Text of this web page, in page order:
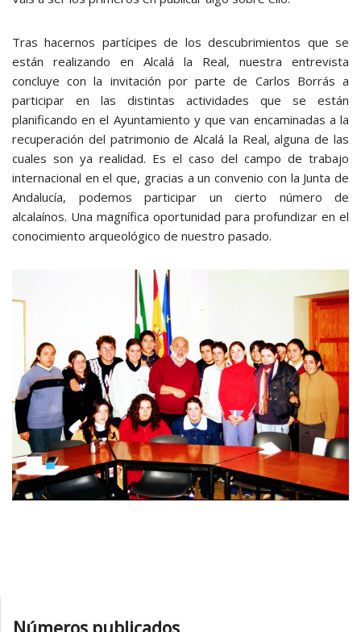
Tras hacernos partícipes de los descubrimientos que se
están realizando en Alcalá la Real, nuestra entrevista
concluye con la invitación por parte de Carlos Borrás a
participar en las distintas actividades que se están
planificando en el Ayuntamiento y que van encaminadas a la
recuperación del patrimonio de Alcalá la Real, alguna de las
cuales son ya realidad. Es el caso del campo de trabajo
internacional en el que, gracias a un convenio con la Junta de
Andalucía, podemos participar un cierto número de
alcalaínos. Una magnífica oportunidad para profundizar en el
conocimiento arqueológico de nuestro pasado.